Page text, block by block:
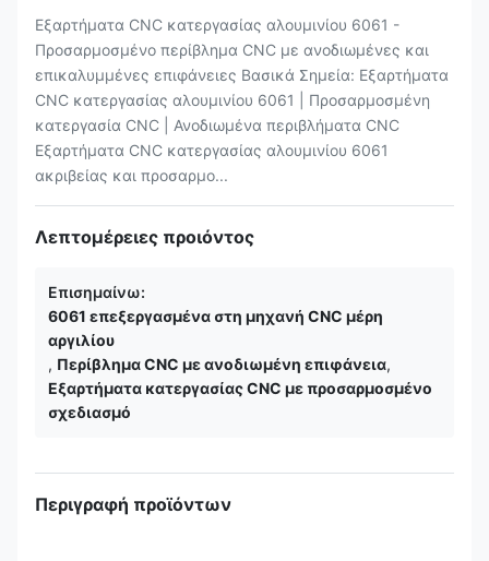
Εξαρτήματα CNC κατεργασίας αλουμινίου 6061 -
Προσαρμοσμένο περίβλημα CNC με ανοδιωμένες και
επικαλυμμένες επιφάνειες Βασικά Σημεία: Εξαρτήματα
CNC κατεργασίας αλουμινίου 6061 | Προσαρμοσμένη
κατεργασία CNC | Ανοδιωμένα περιβλήματα CNC
Εξαρτήματα CNC κατεργασίας αλουμινίου 6061
ακριβείας και προσαρμο...
Λεπτομέρειες προιόντος
Επισημαίνω:
6061 επεξεργασμένα στη μηχανή CNC μέρη
αργιλίου
, Περίβλημα CNC με ανοδιωμένη επιφάνεια,
Εξαρτήματα κατεργασίας CNC με προσαρμοσμένο
σχεδιασμό
Περιγραφή προϊόντων